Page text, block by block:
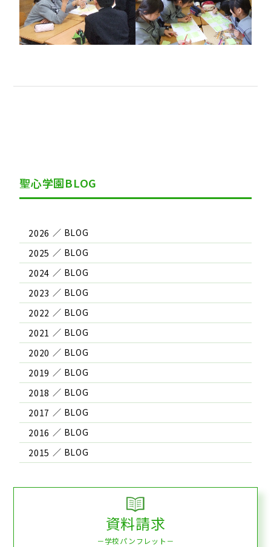
聖心学園BLOG
2026
2025
2024
2023
2022
2021
2020
2019
2018
2017
2016
2015
資料請求
－学校パンフレット－